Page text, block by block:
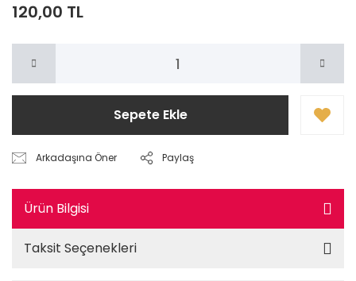
120,00 TL
Sepete Ekle
Arkadaşına Öner Paylaş
Ürün Bilgisi
Taksit Seçenekleri